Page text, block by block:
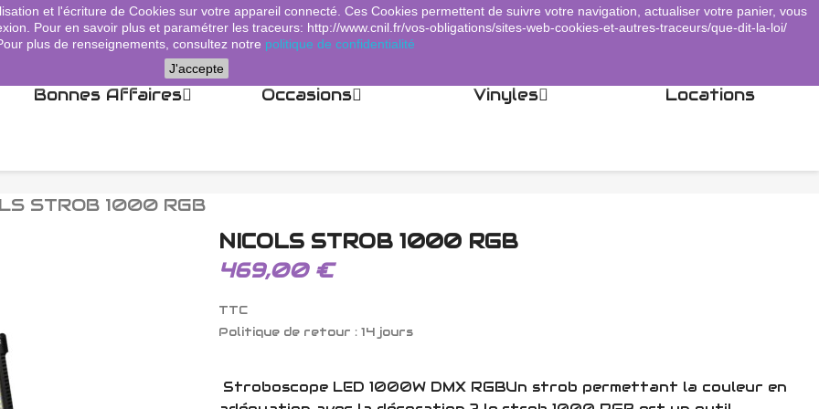
 Connexion shopping_cart Panier (0)
Bonnes Affaires Occasions Vinyles Locations
STROB 1000 RGB
NICOLS STROB 1000 RGB
469,00 €
TTC
Politique de retour : 14 jours
Stroboscope LED 1000W DMX RGBUn strob permettant la couleur en
et l'écriture de Cookies sur votre appareil connecté. Ces Cookies permettent de suivre votre navigation, actualiser votre panier, vous
Pour en savoir plus et paramétrer les traceurs: http://www.cnil.fr/vos-obligations/sites-web-cookies-et-autres-traceurs/que-dit-la-loi/
plus de renseignements, consultez notre politique de confidentialité
J'accepte